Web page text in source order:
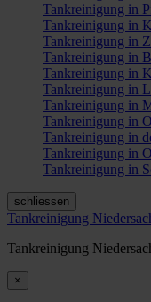
Tankreinigung in
Tankreinigung in
Tankreinigung in
Tankreinigung in
Tankreinigung in
Tankreinigung in
Tankreinigung in
Tankreinigung in
Tankreinigung in
Tankreinigung in
Tankreinigung in
schliessen
Tankreinigung
Tankreinigung
×